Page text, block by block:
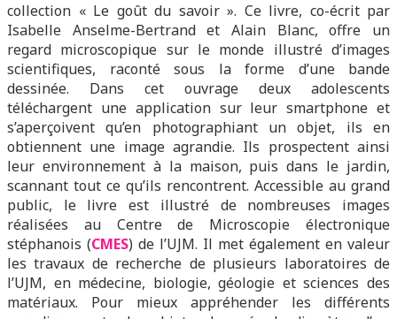
collection « Le goût du savoir ». Ce livre, co-écrit par
Isabelle Anselme-Bertrand et Alain Blanc, offre un
regard microscopique sur le monde illustré d’images
scientifiques, raconté sous la forme d’une bande
dessinée. Dans cet ouvrage deux adolescents
téléchargent une application sur leur smartphone et
s’aperçoivent qu’en photographiant un objet, ils en
obtiennent une image agrandie. Ils prospectent ainsi
leur environnement à la maison, puis dans le jardin,
scannant tout ce qu’ils rencontrent. Accessible au grand
public, le livre est illustré de nombreuses images
réalisées au Centre de Microscopie électronique
stéphanois (CMES) de l’UJM. Il met également en valeur
les travaux de recherche de plusieurs laboratoires de
l’UJM, en médecine, biologie, géologie et sciences des
matériaux. Pour mieux appréhender les différents